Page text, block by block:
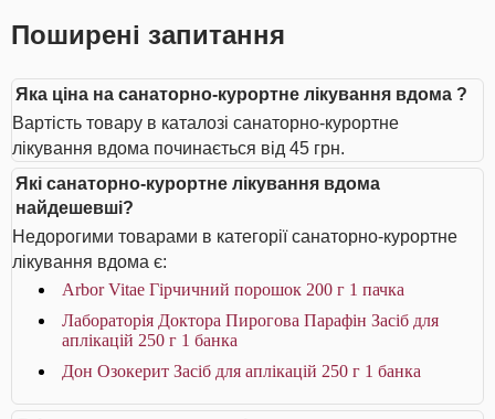
Поширені запитання
Яка ціна на санаторно-курортне лікування вдома ?
Вартість товару в каталозі санаторно-курортне
лікування вдома починається від 45 грн.
Які санаторно-курортне лікування вдома
найдешевші?
Недорогими товарами в категорії санаторно-курортне
лікування вдома є:
Arbor Vitae Гірчичний порошок 200 г 1 пачка
Лабораторія Доктора Пирогова Парафін Засіб для
аплікацій 250 г 1 банка
Дон Озокерит Засіб для аплікацій 250 г 1 банка